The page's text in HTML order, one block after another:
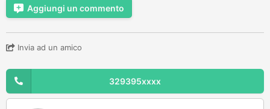
Aggiungi un commento
Invia ad un amico
329395xxxx